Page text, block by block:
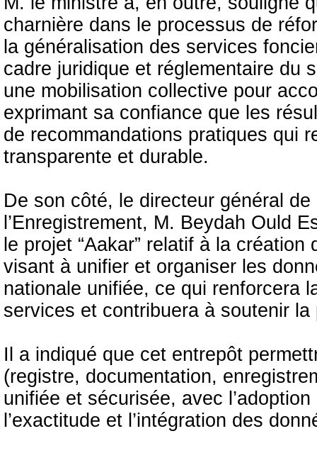
charnière dans le processus de
la généralisation des services
cadre juridique et réglementaire du
une mobilisation collective pour
exprimant sa confiance que les
de recommandations pratiques qui
transparente et durable.
De son côté, le directeur général
l’Enregistrement, M. Beydah Ould
le projet “Aakar” relatif à la
visant à unifier et organiser les
nationale unifiée, ce qui renforcera
services et contribuera à soutenir
Il a indiqué que cet entrepôt
(registre, documentation,
unifiée et sécurisée, avec
l’exactitude et l’intégration des